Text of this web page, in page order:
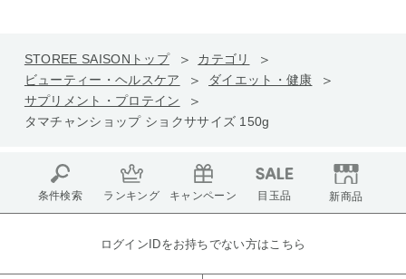
STOREE SAISONトップ
カテゴリ
ビューティー・ヘルスケア
ダイエット・健康
サプリメント・プロテイン
タマチャンショップ ショクササイズ 150g
条件検索 ランキング キャンペーン 目玉品 新商品
ログインIDをお持ちでない方はこちら